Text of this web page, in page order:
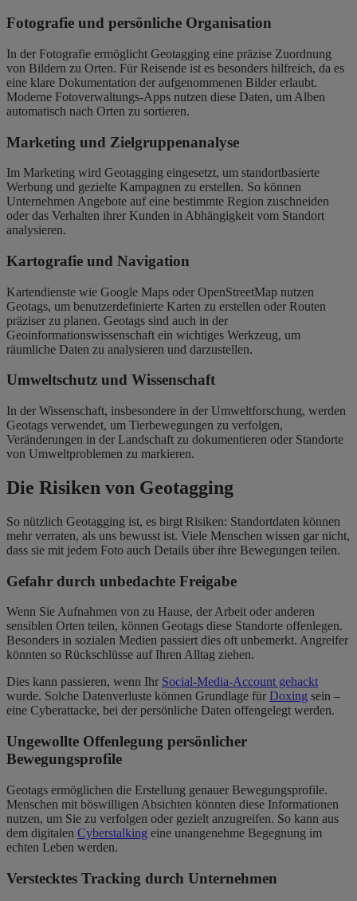
Fotografie und persönliche Organisation
In der Fotografie ermöglicht Geotagging eine präzise Zuordnung
von Bildern zu Orten. Für Reisende ist es besonders hilfreich, da es
eine klare Dokumentation der aufgenommenen Bilder erlaubt.
Moderne Fotoverwaltungs-Apps nutzen diese Daten, um Alben
automatisch nach Orten zu sortieren.
Marketing und Zielgruppenanalyse
Im Marketing wird Geotagging eingesetzt, um standortbasierte
Werbung und gezielte Kampagnen zu erstellen. So können
Unternehmen Angebote auf eine bestimmte Region zuschneiden
oder das Verhalten ihrer Kunden in Abhängigkeit vom Standort
analysieren.
Kartografie und Navigation
Kartendienste wie Google Maps oder OpenStreetMap nutzen
Geotags, um benutzerdefinierte Karten zu erstellen oder Routen
präziser zu planen. Geotags sind auch in der
Geoinformationswissenschaft ein wichtiges Werkzeug, um
räumliche Daten zu analysieren und darzustellen.
Umweltschutz und Wissenschaft
In der Wissenschaft, insbesondere in der Umweltforschung, werden
Geotags verwendet, um Tierbewegungen zu verfolgen,
Veränderungen in der Landschaft zu dokumentieren oder Standorte
von Umweltproblemen zu markieren.
Die Risiken von Geotagging
So nützlich Geotagging ist, es birgt Risiken: Standortdaten können
mehr verraten, als uns bewusst ist. Viele Menschen wissen gar nicht,
dass sie mit jedem Foto auch Details über ihre Bewegungen teilen.
Gefahr durch unbedachte Freigabe
Wenn Sie Aufnahmen von zu Hause, der Arbeit oder anderen
sensiblen Orten teilen, können Geotags diese Standorte offenlegen.
Besonders in sozialen Medien passiert dies oft unbemerkt. Angreifer
könnten so Rückschlüsse auf Ihren Alltag ziehen.
Dies kann passieren, wenn Ihr Social-Media-Account gehackt
wurde. Solche Datenverluste können Grundlage für Doxing sein –
eine Cyberattacke, bei der persönliche Daten offengelegt werden.
Ungewollte Offenlegung persönlicher
Bewegungsprofile
Geotags ermöglichen die Erstellung genauer Bewegungsprofile.
Menschen mit böswilligen Absichten könnten diese Informationen
nutzen, um Sie zu verfolgen oder gezielt anzugreifen. So kann aus
dem digitalen Cyberstalking eine unangenehme Begegnung im
echten Leben werden.
Verstecktes Tracking durch Unternehmen